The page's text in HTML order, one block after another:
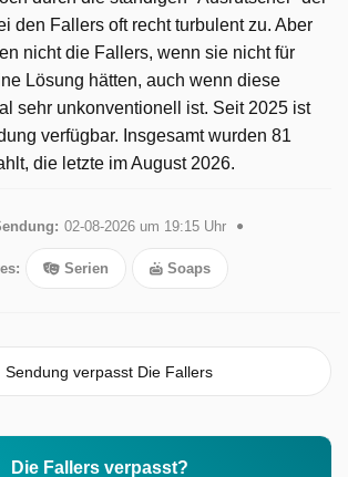
den Fallers oft recht turbulent zu. Aber
nicht die Fallers, wenn sie nicht für
Lösung hätten, auch wenn diese
sehr unkonventionell ist. Seit 2025 ist
verfügbar. Insgesamt wurden 81
die letzte im August 2026.
02-08-2026 um 19:15 Uhr
Serien Soaps
Sendung verpasst Die Fallers
Die Fallers verpasst?